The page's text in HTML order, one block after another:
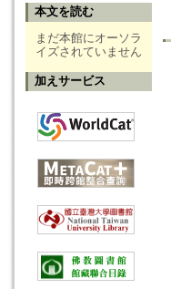
本文を読む
まだ本館にオーソラ
イズされていません
加えサービス